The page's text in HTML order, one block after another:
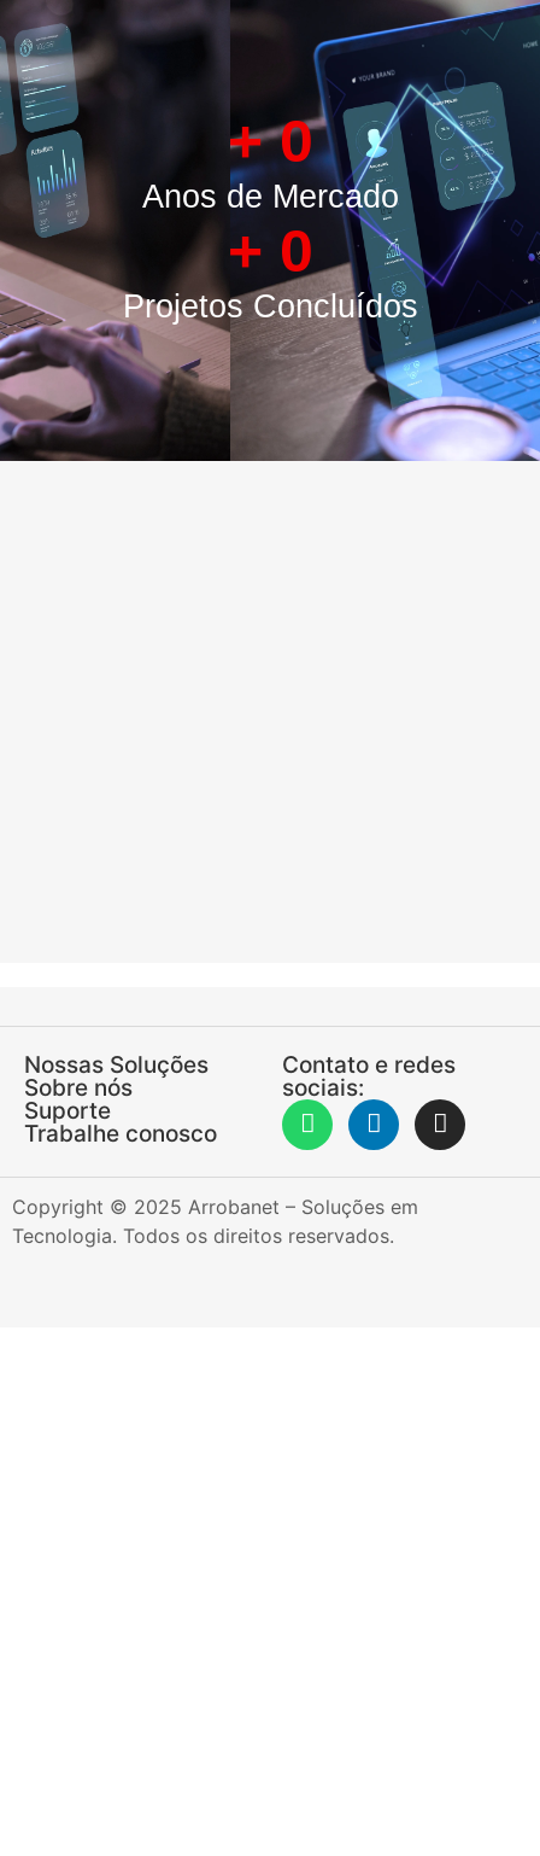
+0
Anos de Mercado
+ 0
Projetos Concluídos
Nossas Soluções
Sobre nós
Suporte
Trabalhe conosco
Contato e redes
sociais:
Copyright © 2025 Arrobanet – Soluções em
Tecnologia. Todos os direitos reservados.